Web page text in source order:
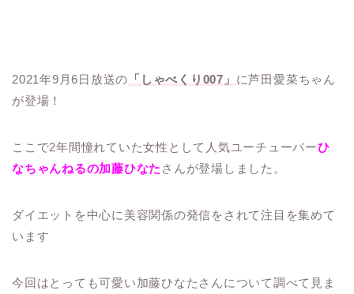
2021年9月6日放送の 「しゃべくり007」 に芦田愛菜ちゃん
が登場！
ここで2年間憧れていた女性として人気ユーチューバーひ
なちゃんねるの加藤ひなた さんが登場しました。
ダイエットを中心に美容関係の発信をされて注目を集めて
います
今回はとっても可愛い加藤ひなたさんについて調べて見ま